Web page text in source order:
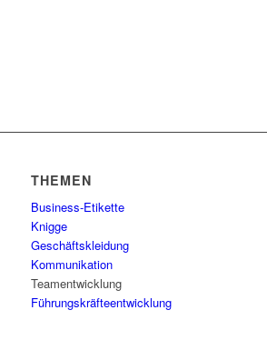
THEMEN
Business-Etikette
Knigge
Geschäftskleidung
Kommunikation
Teamentwicklung
Führungskräfteentwicklung